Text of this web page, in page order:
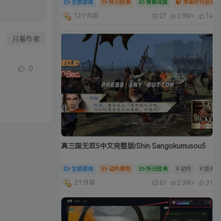
只看作者
0
全部游戏 怀旧经典 策略战旗 帝国时代资源
12个月前 27 2.9W+ 14
真三国无双5中文完整版/Shin Sangokumusou5
全部游戏 动作冒险 怀旧经典 # 动作 # 经典
2个月前 61 2.3W+ 31